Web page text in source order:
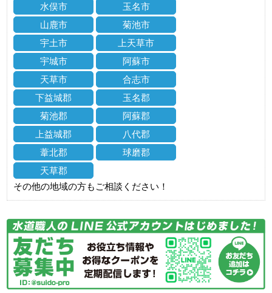
水俣市
玉名市
山鹿市
菊池市
宇土市
上天草市
宇城市
阿蘇市
天草市
合志市
下益城郡
玉名郡
菊池郡
阿蘇郡
上益城郡
八代郡
葦北郡
球磨郡
天草郡
その他の地域の方もご相談ください！